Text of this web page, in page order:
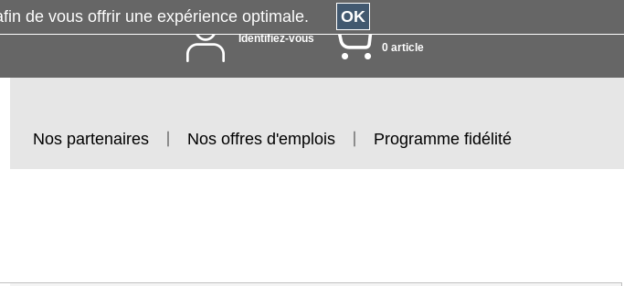
Identifiez-vous
0 article
Nos partenaires Nos offres d'emplois Programme fidélité
de vous offrir une expérience optimale. OK